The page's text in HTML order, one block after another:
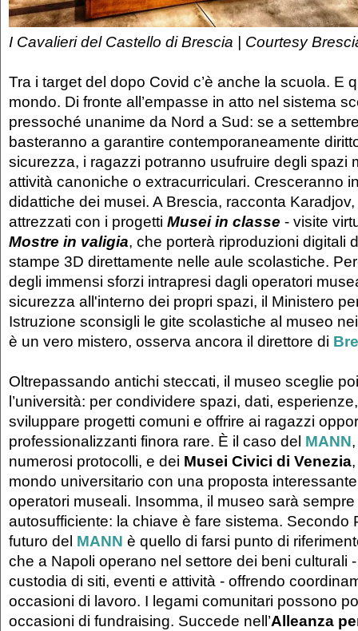
I Cavalieri del Castello di Brescia | Courtesy
Tra i target del dopo Covid c’è anche la scuola. E
mondo. Di fronte all’empasse in atto nel sistema
pressoché unanime da Nord a Sud: se a
basteranno a garantire contemporaneamente
sicurezza, i ragazzi potranno usufruire degli spazi
attività canoniche o extracurriculari. Cresceranno
didattiche dei musei. A Brescia, racconta
attrezzati con i progetti Musei in classe - visite
Mostre in valigia, che porterà riproduzioni digitali
stampe 3D direttamente nelle aule scolastiche.
degli immensi sforzi intrapresi dagli operatori
sicurezza all'interno dei propri spazi, il Ministero
Istruzione sconsigli le gite scolastiche al museo
è un vero mistero, osserva ancora il direttore di
Oltrepassando antichi steccati, il museo sceglie
l’università: per condividere spazi, dati,
sviluppare progetti comuni e offrire ai ragazzi
professionalizzanti finora rare. È il caso del MANN
numerosi protocolli, e dei Musei Civici di Venezia
mondo universitario con una proposta
operatori museali. Insomma, il museo sarà
autosufficiente: la chiave è fare sistema. Secondo
futuro del MANN è quello di farsi punto di
che a Napoli operano nel settore dei beni culturali
custodia di siti, eventi e attività - offrendo
occasioni di lavoro. I legami comunitari possono
occasioni di fundraising. Succede nell’Alleanza